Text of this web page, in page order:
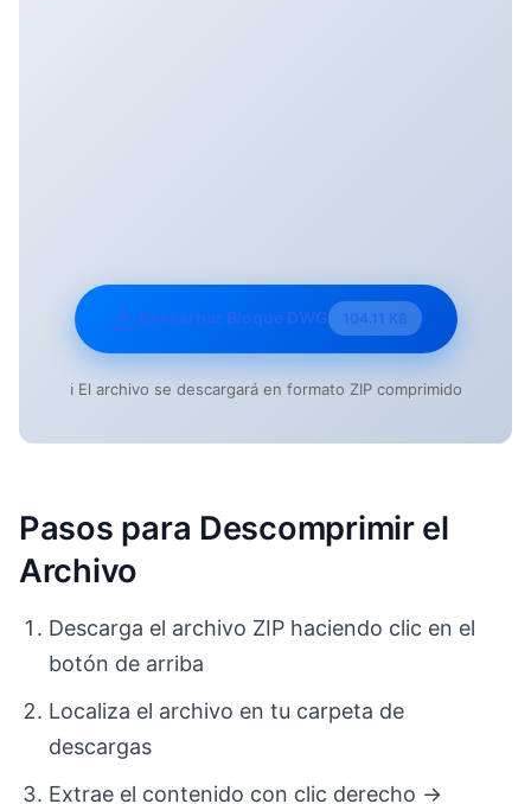
Descargar Bloque DWG 104.11 KB
ℹ️ El archivo se descargará en formato ZIP comprimido
Pasos para Descomprimir el
Archivo
Descarga el archivo ZIP haciendo clic en el
botón de arriba
Localiza el archivo en tu carpeta de
descargas
Extrae el contenido con clic derecho →